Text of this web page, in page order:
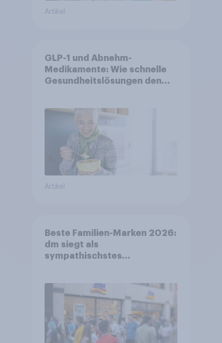
Artikel
GLP-1 und Abnehm-
Medikamente: Wie schnelle
Gesundheitslösungen den
Artikel
Beste Familien-Marken 2026:
dm siegt als
sympathischstes